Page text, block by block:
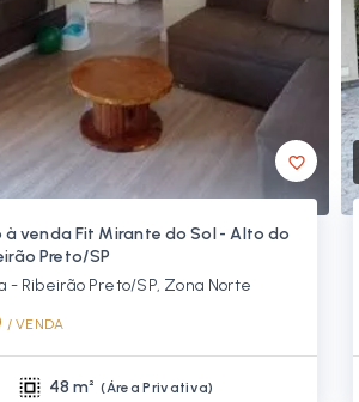
venda Fit Mirante do Sol - Alto do
Preto/SP
- Ribeirão Preto/SP, Zona Norte
/ VENDA
48 m² (Área Privativa)